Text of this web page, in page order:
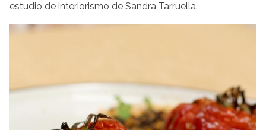
estudio de interiorismo de Sandra Tarruella.